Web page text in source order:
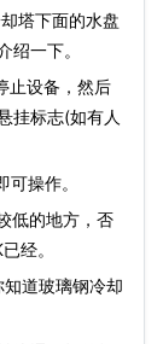
塔下面的水盘
绍一下。
设备，然后
挂标志(如有人
操作。
低的地方，否
经。
道玻璃钢冷却